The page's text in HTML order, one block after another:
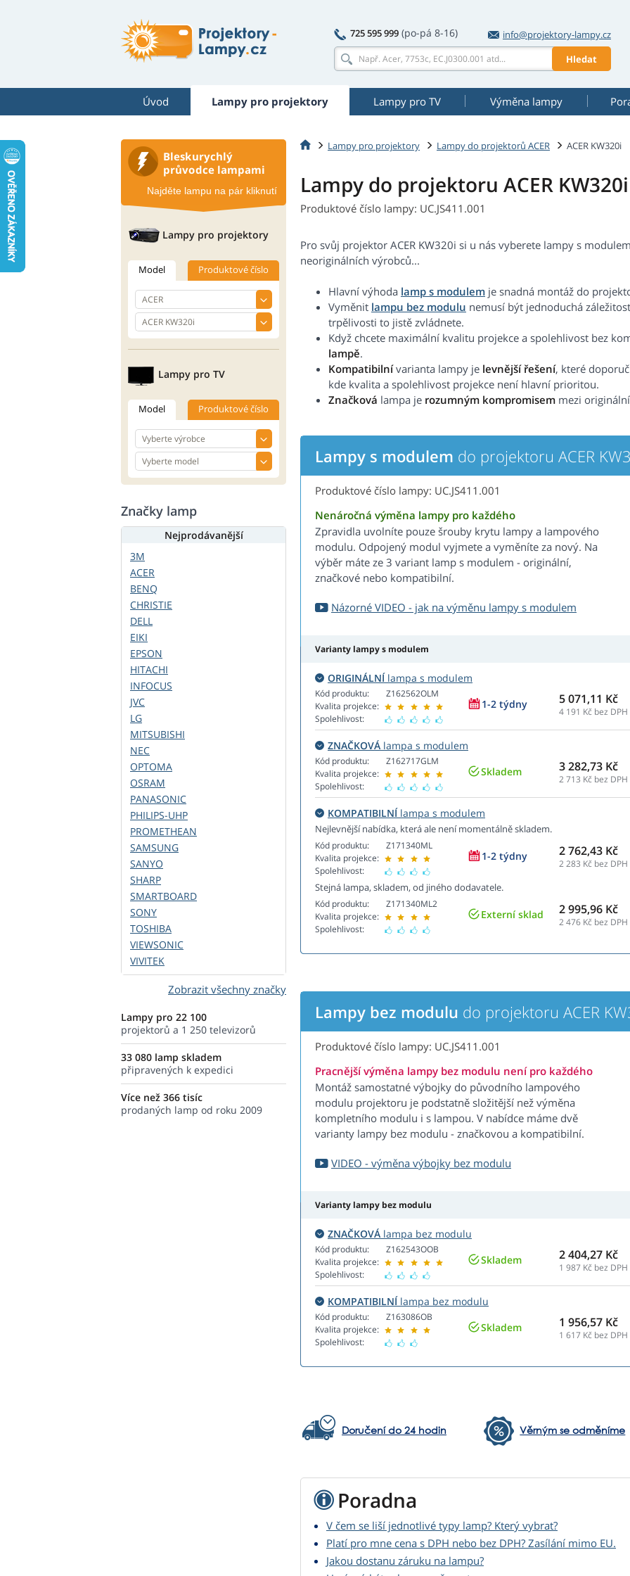
725 595 999 (po-pá 8-16)
info@projektory-lampy.cz
Hledat
Úvod Lampy pro projektory Lampy pro TV Výměna lampy
Lampy pro projektory Lampy do projektorů ACER ACER KW320i
Lampy do projektoru ACER KW320i
Produktové číslo lampy: UC.JS411.001
Pro svůj projektor ACER KW320i si u nás vyberete lampy s
neoriginálních výrobců...
Hlavní výhoda lamp s modulem je snadná montáž do
Vyměnit lampu bez modulu nemusí být jednoduchá
trpělivosti to jistě zvládnete.
Když chcete maximální kvalitu projekce a spolehlivost bez
lampě.
Kompatibilnívarianta lampy je levnější řešení, které
kde kvalita a spolehlivost projekce není hlavní prioritou.
Značková lampa je rozumným kompromisem mezi
Lampy s modulem do projektoru ACER
Produktové číslo lampy: UC.JS411.001
Nenáročná výměna lampy pro každého
Zpravidla uvolníte pouze šrouby krytu lampy a lampového
modulu. Odpojený modul vyjmete a vyměníte za nový. Na
výběr máte ze 3 variant lamp s modulem - originální,
značkové nebo kompatibilní.
Názorné VIDEO - jak na výměnu lampy s modulem
Varianty lampy s modulem
ORIGINÁLNÍlampa s modulem
Kód produktu:
Kvalita projekce:
Spolehlivost:
Z162562OLM
1-2 týdny 5 071,11 Kč
4 191 Kč bez DPH
ZNAČKOVÁ lampa s modulem
Kód produktu:
Kvalita projekce:
Spolehlivost:
Z162717GLM
Skladem 3 282,73 Kč
2 713 Kč bez DPH
KOMPATIBILNÍlampa s modulem
Nejlevnější nabídka, která ale není momentálně skladem.
Kód produktu:
Kvalita projekce:
Spolehlivost:
Z171340ML
1-2 týdny 2 762,43 Kč
2 283 Kč bez DPH
Stejná lampa, skladem, od jiného dodavatele.
Kód produktu:
Kvalita projekce:
Spolehlivost:
Z171340ML2
Externí sklad 2 995,96 Kč
2 476 Kč bez DPH
Lampy bez modulu do projektoru ACER
Produktové číslo lampy: UC.JS411.001
Pracnější výměna lampy bez modulu není pro každého
Montáž samostatné výbojky do původního lampového
modulu projektoru je podstatně složitější než výměna
kompletního modulu i s lampou. V nabídce máme dvě
varianty lampy bez modulu - značkovou a kompatibilní.
VIDEO - výměna výbojky bez modulu
Varianty lampy bez modulu
ZNAČKOVÁ lampa bez modulu
Kód produktu:
Kvalita projekce:
Spolehlivost:
Z162543OOB
Skladem 2 404,27 Kč
1 987 Kč bez DPH
KOMPATIBILNÍlampa bez modulu
Kód produktu:
Kvalita projekce:
Spolehlivost:
Z163086OB
Skladem 1 956,57 Kč
1 617 Kč bez DPH
Doručení do 24 hodin Věrným se odměníme
Poradna
V čem se liší jednotlivé typy lamp? Který vybrat?
Platí pro mne cena s DPH nebo bez DPH? Zasílání mimo EU.
Jakou dostanu záruku na lampu?
Bleskurychlý
průvodce lampami
Najděte lampu na pár kliknutí
Lampy pro projektory
Model Produktové číslo
Lampy pro TV
Model Produktové číslo
Značky lamp
Nejprodávanější
3M
ACER
BENQ
CHRISTIE
DELL
EIKI
EPSON
HITACHI
INFOCUS
JVC
LG
MITSUBISHI
NEC
OPTOMA
OSRAM
PANASONIC
PHILIPS-UHP
PROMETHEAN
SAMSUNG
SANYO
SHARP
SMARTBOARD
SONY
TOSHIBA
VIEWSONIC
VIVITEK
Zobrazit všechny značky
Lampy pro 22 100
projektorů a 1 250 televizorů
33 080 lamp skladem
připravených k expedici
Více než 366 tisíc
prodaných lamp od roku 2009